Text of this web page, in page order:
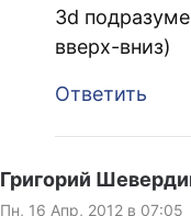
3d
вверх-вниз)
Ответить
Григорий
Пн, 16 Апр, 2012 в 07:05